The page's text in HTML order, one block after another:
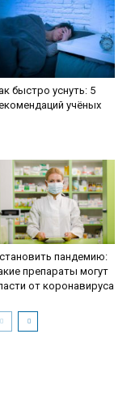
быстро уснуть: 5
учёных
пандемию:
препараты могут
от коронавируса